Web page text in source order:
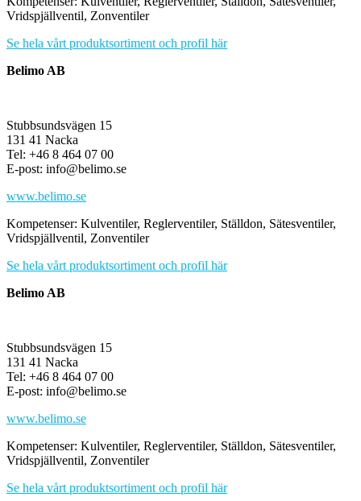
Vridspjällventil, Zonventiler
Se hela vårt produktsortiment och profil här
Belimo AB
Stubbsundsvägen 15
131 41 Nacka
Tel: +46 8 464 07 00
E-post: info@belimo.se
www.belimo.se
Kompetenser: Kulventiler, Reglerventiler, Ställdon, Sätesventiler,
Vridspjällventil, Zonventiler
Se hela vårt produktsortiment och profil här
Belimo AB
Stubbsundsvägen 15
131 41 Nacka
Tel: +46 8 464 07 00
E-post: info@belimo.se
www.belimo.se
Kompetenser: Kulventiler, Reglerventiler, Ställdon, Sätesventiler,
Vridspjällventil, Zonventiler
Se hela vårt produktsortiment och profil här